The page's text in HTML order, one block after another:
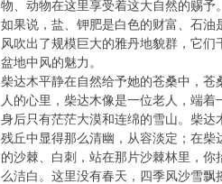
物、动物在这里享受着这大自然的赐予
如果说，盐、钾肥是白色的财富、石
风吹出了规模巨大的雅丹地貌群，它
盆地中风的魅力。
柴达木平静在自然给予她的苍桑中，
人的心里，柴达木像是一位老人，端
身后只有茫茫大漠和连绵的雪山。柴
残丘中显得那么清幽，从容淡定；在
的沙棘、白刺，站在那片沙棘林里，
么洁白。这里没有春天，四季风沙雪飘